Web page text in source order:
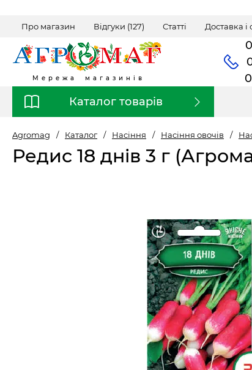
Про магазин Відгуки (127) Статті Доставка і
Мережа магазинів
Каталог товарів
Agromag / Каталог / Насіння / Насіння овочів /
Редис 18 днів 3 г